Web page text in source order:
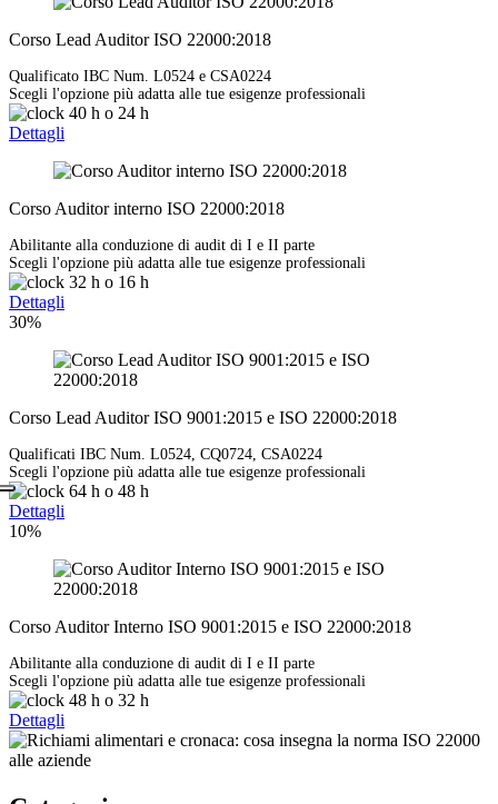
Corso Lead Auditor ISO 22000:2018
Qualificato IBC Num. L0524 e CSA0224
Scegli l'opzione più adatta alle tue esigenze professionali
40 h o 24 h
Dettagli
Corso Auditor interno ISO 22000:2018
Abilitante alla conduzione di audit di I e II parte
Scegli l'opzione più adatta alle tue esigenze professionali
32 h o 16 h
Dettagli
30%
Corso Lead Auditor ISO 9001:2015 e ISO 22000:2018
Qualificati IBC Num. L0524, CQ0724, CSA0224
Scegli l'opzione più adatta alle tue esigenze professionali
64 h o 48 h
Dettagli
10%
Corso Auditor Interno ISO 9001:2015 e ISO 22000:2018
Abilitante alla conduzione di audit di I e II parte
Scegli l'opzione più adatta alle tue esigenze professionali
48 h o 32 h
Dettagli